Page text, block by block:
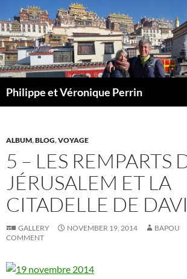
to
content
Philippe et Véronique Perrin
ALBUM,BLOG,VOYAGE
5 – LES REMPARTS
JÉRUSALEM ET LA
CITADELLE DE
GALLERY NOVEMBER 19, 2014 BAPOU
COMMENT